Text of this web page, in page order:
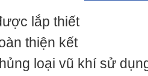
lắp thiết
thiện kết
loại vũ khí sử